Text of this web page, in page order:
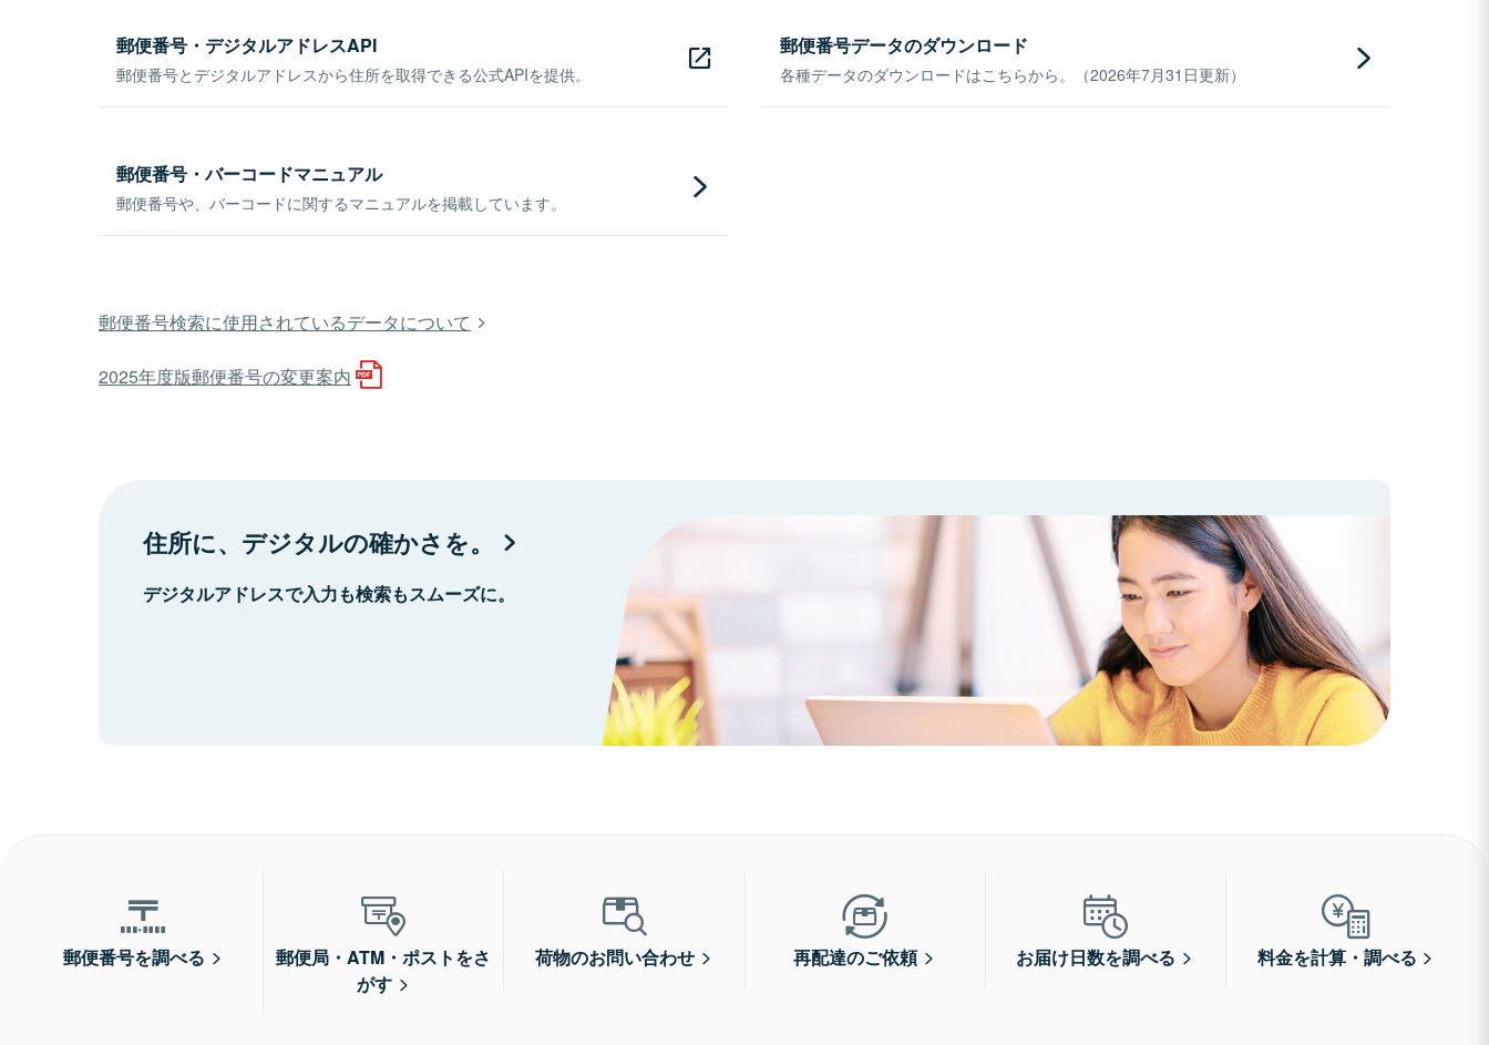
郵便番号・デジタルアドレスAPI
郵便番号とデジタルアドレスから住所を取得できる公式APIを提供。
郵便番号データのダウンロード
各種データのダウンロードはこちらから。（2026年7月31日更新）
郵便番号・バーコードマニュアル
郵便番号や、バーコードに関するマニュアルを掲載しています。
郵便番号検索に使用されているデータについて
2025年度版郵便番号の変更案内
住所に、デジタルの確かさを。
デジタルアドレスで入力も検索もスムーズに。
郵便番号を調べる
郵便局・ATM・ポストをさ
がす
荷物のお問い合わせ 再配達のご依頼 お届け日数を調べる 料金を計算・調べる